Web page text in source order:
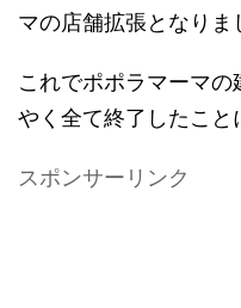
マの店舗拡張となりま
これでポポラマーマ
やく全て終了したこと
スポンサーリンク